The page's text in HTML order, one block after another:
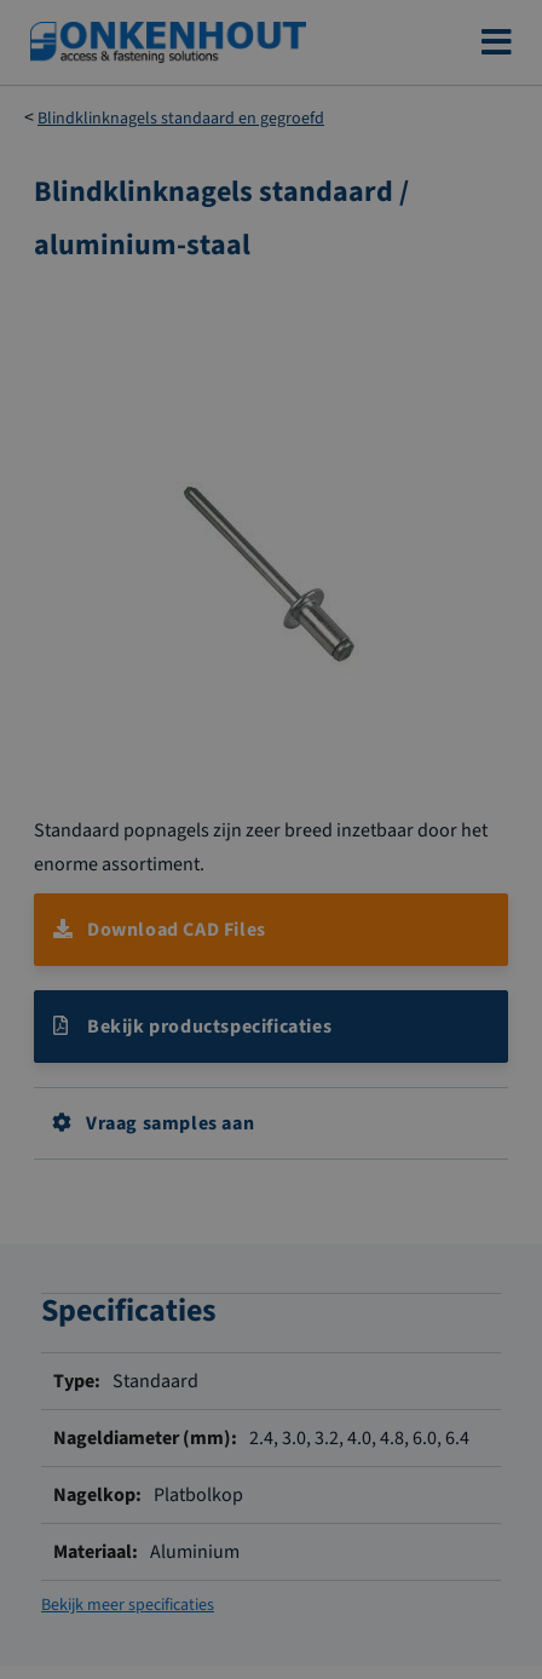
Ga
naar
de
inhoud
Blindklinknagels standaard en gegroefd
Ga
het
Blindklinknagels standaard /
aluminium-staal
naar
het
begin
van
afbeeldingen-
gallerij
Standaard popnagels zijn zeer breed inzetbaar door het
enorme assortiment.
Download CAD Files
Bekijk productspecificaties
Vraag samples aan
Specificaties
informatieStandaard
2.4, 3.0, 3.2, 4.0, 4.8, 6.0, 6.4
Platbolkop
Aluminium
Bekijk meer specificaties